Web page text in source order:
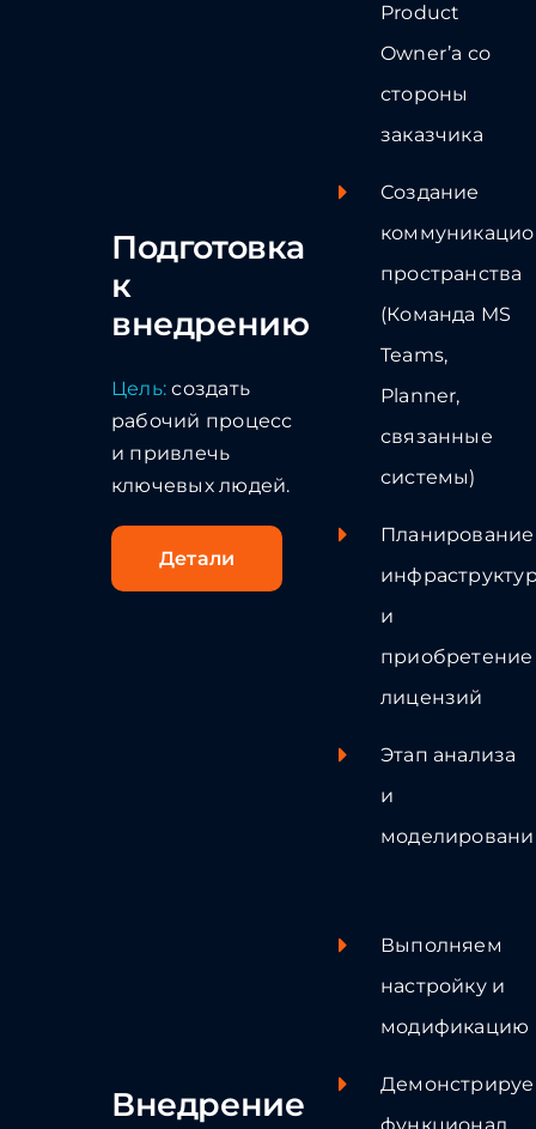
Подготовка
к
внедрению
Цель: создать
рабочий процесс
и привлечь
ключевых людей.
Детали
Product
Owner’а со
стороны
заказчика
Создание
пространства
(Команда MS
Teams,
Planner,
связанные
системы)
Планирование
и
приобретение
лицензий
Этап анализа
и
Внедрение
Выполняем
настройку и
модификацию